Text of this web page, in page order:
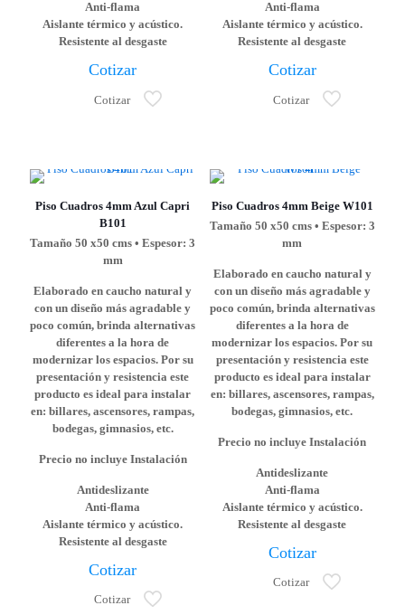
Anti-flama
Aislante térmico y acústico.
Resistente al desgaste
Cotizar
Cotizar
Anti-flama
Aislante térmico y acústico.
Resistente al desgaste
Cotizar
Cotizar
Piso Cuadros 4mm Azul Capri
B101
Tamaño 50 x50 cms • Espesor: 3
mm
Elaborado en caucho natural y
con un diseño más agradable y
poco común, brinda alternativas
diferentes a la hora de
modernizar los espacios. Por su
presentación y resistencia este
producto es ideal para instalar
en: billares, ascensores, rampas,
bodegas, gimnasios, etc.
Precio no incluye Instalación
Antideslizante
Anti-flama
Aislante térmico y acústico.
Resistente al desgaste
Cotizar
Cotizar
Piso Cuadros 4mm Beige W101
Tamaño 50 x50 cms • Espesor: 3
mm
Elaborado en caucho natural y
con un diseño más agradable y
poco común, brinda alternativas
diferentes a la hora de
modernizar los espacios. Por su
presentación y resistencia este
producto es ideal para instalar
en: billares, ascensores, rampas,
bodegas, gimnasios, etc.
Precio no incluye Instalación
Antideslizante
Anti-flama
Aislante térmico y acústico.
Resistente al desgaste
Cotizar
Cotizar